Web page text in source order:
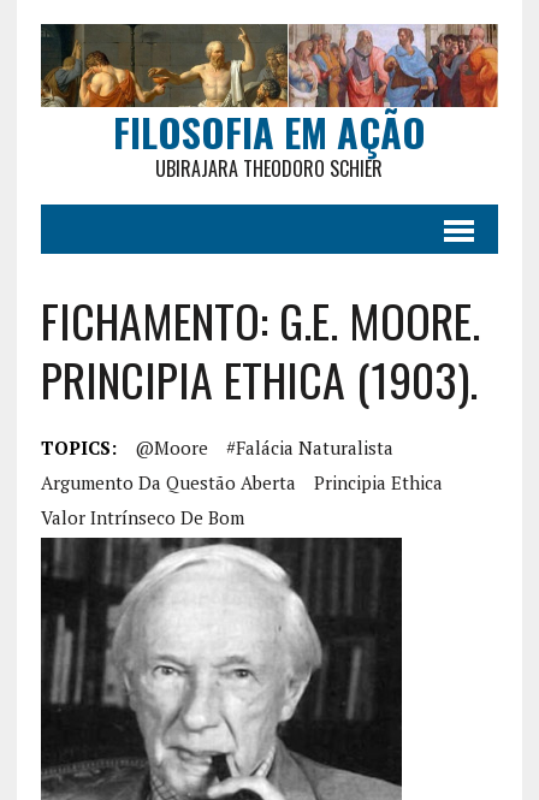
FILOSOFIA EM AÇÃO
UBIRAJARA THEODORO SCHIER
FICHAMENTO: G.E. MOORE.
PRINCIPIA ETHICA (1903).
TOPICS: @Moore
#falácia Naturalista
Argumento Da Questão Aberta
Principia Ethica
Valor Intrínseco De Bom